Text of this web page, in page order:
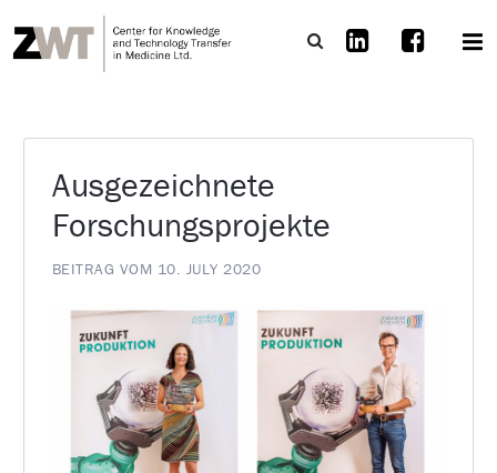
Ausgezeichnete
Forschungsprojekte
BEITRAG VOM 10. JULY 2020